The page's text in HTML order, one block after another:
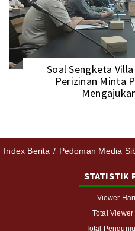
Soal Sengketa
Perizinan Minta
Index Berita Pedoman Media
STATISTIK
Viewer
Total
Total